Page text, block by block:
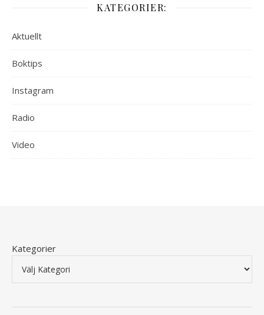
KATEGORIER:
Aktuellt
Boktips
Instagram
Radio
Video
Kategorier